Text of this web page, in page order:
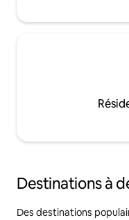
Destinations à
Des destinations